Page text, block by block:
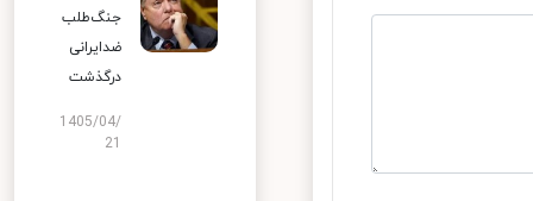
جنگ‌طلب
ضدایرانی
درگذشت
1405/04/